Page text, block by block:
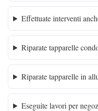
Effettuate interventi
Riparate tapparelle
Riparate tapparelle in
Eseguite lavori per